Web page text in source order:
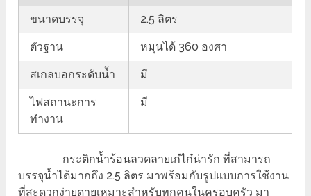
ขนาดบรรจุ 2.5 ลิตร
ตัวฐาน หมุนได้ 360 องศา
สเกลบอกระดับน้ำ มี
ไฟสถานะการ
ทำงาน
มี
กระติกน้ำร้อนลวดลายเก๋ไก๋น่ารัก ที่สามารถ
บรรจุน้ำได้มากถึง 2.5 ลิตร มาพร้อมกับรูปแบบการใช้งาน
ที่สะดวกง่ายดายเหมาะสำหรับทุกคนในครอบครัว มา